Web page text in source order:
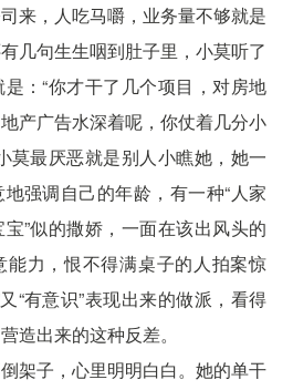
来，人吃马嚼，业务量不够就是
几句生生咽到肚子里，小莫听了
：“你才干了几个项目，对房地
产广告水深着呢，你仗着几分小
莫最厌恶就是别人小瞧她，她一
强调自己的年龄，有一种“人家
”似的撒娇，一面在该出风头的
能力，恨不得满桌子的人拍案惊
“有意识”表现出来的做派，看得
造出来的这种反差。
架子，心里明明白白。她的单干